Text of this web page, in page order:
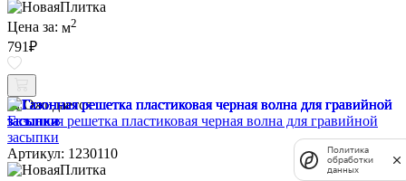
Цена за: м2
791₽
Ожидается
Газонная решетка пластиковая черная волна для гравийной
засыпки
Артикул: 1230110
Политика
обработки
данных